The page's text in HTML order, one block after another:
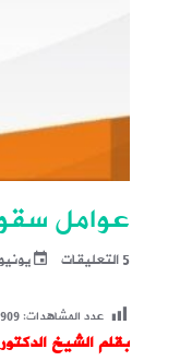
عوامل
5 التعليقات يونيو 30, 2026
عدد المشاهدات:909
بقلم الشيخ